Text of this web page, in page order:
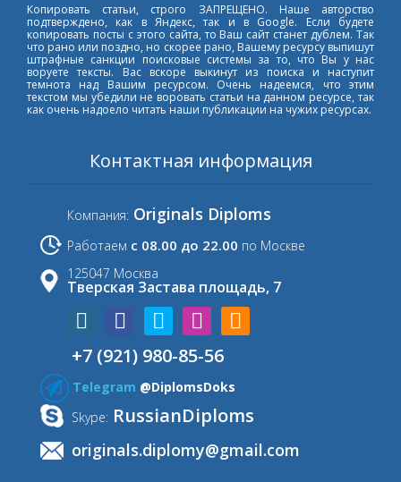
Копировать статьи, строго ЗАПРЕЩЕНО. Наше авторство
подтверждено, как в Яндекс, так и в Google. Если будете
копировать посты с этого сайта, то Ваш сайт станет дублем. Так
что рано или поздно, но скорее рано, Вашему ресурсу выпишут
штрафные санкции поисковые системы за то, что Вы у нас
воруете тексты. Вас вскоре выкинут из поиска и наступит
темнота над Вашим ресурсом. Очень надеемся, что этим
текстом мы убедили не воровать статьи на данном ресурсе, так
как очень надоело читать наши публикации на чужих ресурсах.
Контактная информация
Компания: Originals Diploms
Работаем с 08.00 до 22.00 по Москве
125047 Москва
Тверская Застава площадь, 7
+7 (921) 980-85-56
Telegram @DiplomsDoks
Skype: RussianDiploms
originals.diplomy@gmail.com